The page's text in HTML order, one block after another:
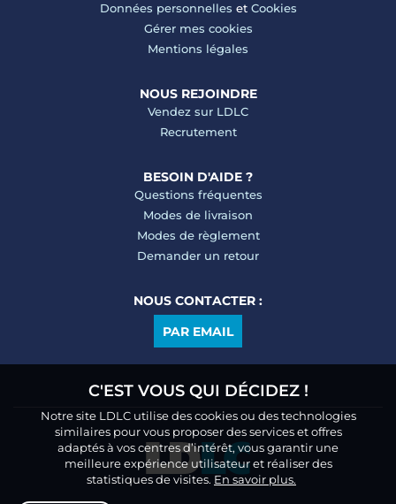
Données personnelles et Cookies
Gérer mes cookies
Mentions légales
NOUS REJOINDRE
Vendez sur LDLC
Recrutement
BESOIN D'AIDE ?
Questions fréquentes
Modes de livraison
Modes de règlement
Demander un retour
NOUS CONTACTER :
PAR EMAIL
C'EST VOUS QUI DÉCIDEZ !
Notre site LDLC utilise des cookies ou des technologies
similaires pour vous proposer des services et offres
adaptés à vos centres d’intérêt, vous garantir une
meilleure expérience utilisateur et réaliser des
statistiques de visites. En savoir plus.